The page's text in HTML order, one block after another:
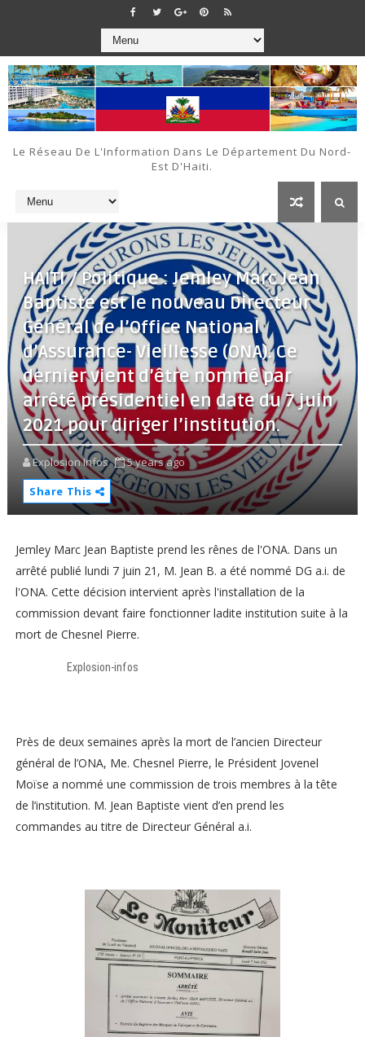
Le Réseau De L'Information Dans Le Département Du Nord-
Est D'Haiti.
HAITI / Politique : Jemley Marc Jean
Baptiste est le nouveau Directeur
Général de l’Office National
d’Assurance- Vieillesse (ONA). Ce
dernier vient d’être nommé par
arrêté présidentiel en date du 7 juin
2021 pour diriger l’institution.
Explosion Infos
5 years ago
Share This
Jemley Marc Jean Baptiste prend les rênes de l'ONA. Dans un
arrêté publié lundi 7 juin 21, M. Jean B. a été nommé DG a.i. de
l'ONA. Cette décision intervient après l'installation de la
commission devant faire fonctionner ladite institution suite à la
mort de Chesnel Pierre.
Explosion-infos
Près de deux semaines après la mort de l’ancien Directeur
général de l’ONA, Me. Chesnel Pierre, le Président Jovenel
Moïse a nommé une commission de trois membres à la tête
de l’institution. M. Jean Baptiste vient d’en prend les
commandes au titre de Directeur Général a.i.